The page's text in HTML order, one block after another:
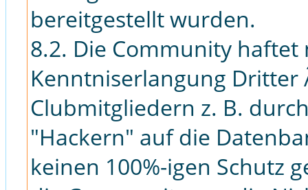
bereitgestellt wurden.
8.2. Die Community
Kenntniserlangung
Clubmitgliedern z. B.
"Hackern" auf die
keinen 100%-igen Schutz